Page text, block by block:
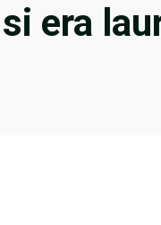
era